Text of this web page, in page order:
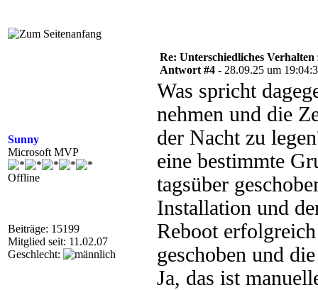
Sunny
Microsoft MVP
Offline
Beiträge: 15199
Mitglied seit: 11.02.07
Geschlecht:
Re: Unterschiedliches
Antwort #4 - 28.09.25 um
Was spricht
nehmen und die
der Nacht zu
eine bestimmte
tagsüber
Installation und
Reboot
geschoben und
Ja, das ist